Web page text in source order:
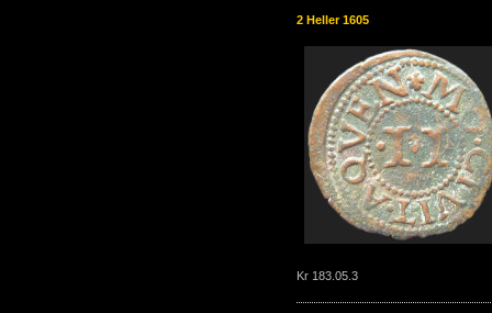
2 Heller 1605
Kr 183.05.3